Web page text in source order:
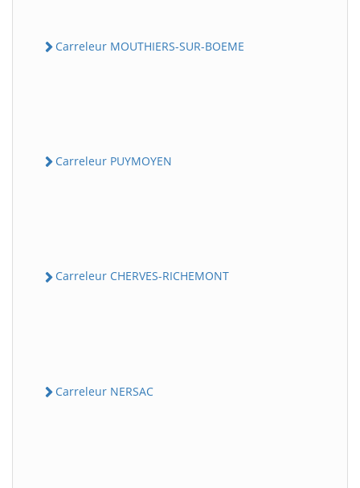
Carreleur MOUTHIERS-SUR-BOEME
Carreleur PUYMOYEN
Carreleur CHERVES-RICHEMONT
Carreleur NERSAC